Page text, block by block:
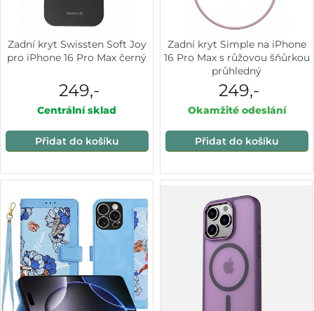
Zadní kryt Swissten Soft Joy
pro iPhone 16 Pro Max černý
249,-
Centrální sklad
Přidat do košíku
Zadní kryt Simple na iPhone
16 Pro Max s růžovou šňůrkou
průhledný
249,-
Okamžité odeslání
Přidat do košíku